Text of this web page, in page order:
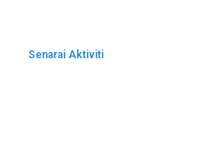
Senarai Aktiviti